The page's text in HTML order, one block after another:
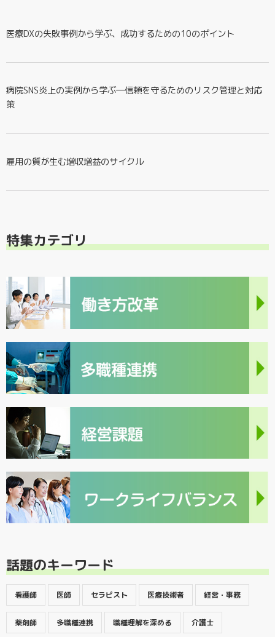
医療DXの失敗事例から学ぶ、成功するための10のポイント
病院SNS炎上の実例から学ぶ―信頼を守るためのリスク管理と対応
策
雇用の質が生む増収増益のサイクル
特集カテゴリ
話題のキーワード
看護師 医師 セラピスト 医療技術者 経営・事務
薬剤師 多職種連携 職種理解を深める 介護士